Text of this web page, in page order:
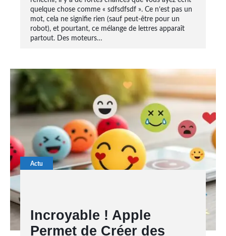
quelque chose comme « sdfsdfsdf ». Ce n’est pas un
mot, cela ne signifie rien (sauf peut-être pour un
robot), et pourtant, ce mélange de lettres apparaît
partout. Des moteurs…
Actu
Incroyable ! Apple
Permet de Créer des